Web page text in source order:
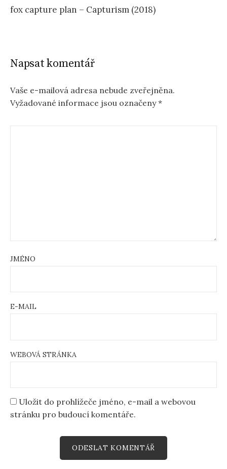
fox capture plan – Capturism (2018)
Napsat komentář
Vaše e-mailová adresa nebude zveřejněna.
Vyžadované informace jsou označeny*
JMÉNO
E-MAIL
WEBOVÁ STRÁNKA
Uložit do prohlížeče jméno, e-mail a webovou
stránku pro budoucí komentáře.